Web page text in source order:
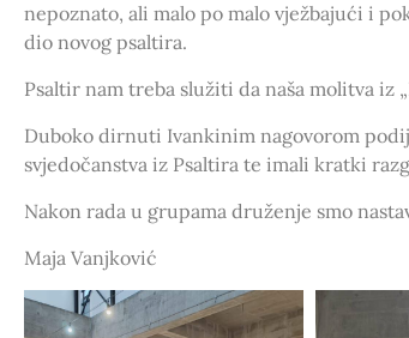
nepoznato, ali malo po malo vježbajući i
dio novog psaltira.
Psaltir nam treba služiti da naša molitva iz
Duboko dirnuti Ivankinim nagovorom
svjedočanstva iz Psaltira te imali kratki
Nakon rada u grupama druženje smo
Maja Vanjković